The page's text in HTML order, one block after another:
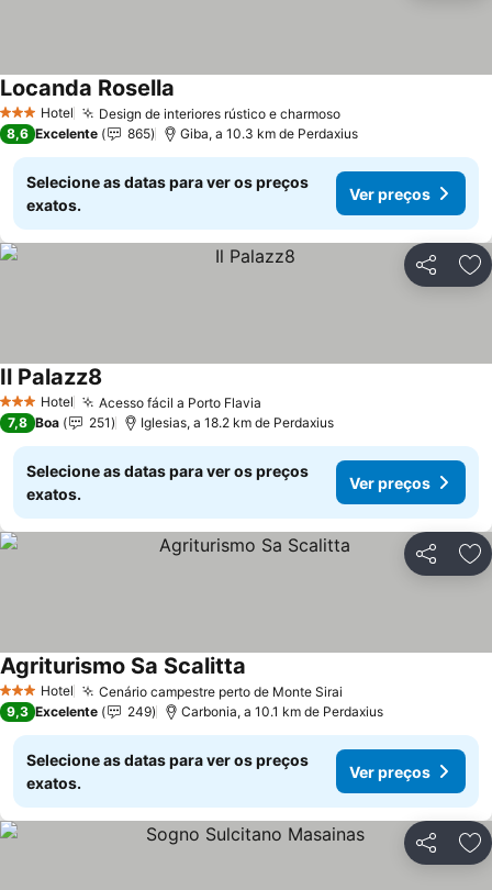
3 EstrelasHotel Design de interiores rústico e charmoso
Locanda Rosella
8,6 Excelente 865 Giba, a 10.3 km de Perdaxius
Selecione as datas para ver os preços
exatos.
Ver preços
Partilhar
3 EstrelasHotel Acesso fácil a Porto Flavia
Il Palazz8
7,8 Boa 251 Iglesias, a 18.2 km de Perdaxius
Selecione as datas para ver os preços
exatos.
Ver preços
Partilhar
3 EstrelasHotel Cenário campestre perto de Monte Sirai
Agriturismo Sa Scalitta
9,3 Excelente 249 Carbonia, a 10.1 km de Perdaxius
Selecione as datas para ver os preços
exatos.
Ver preços
Partilhar